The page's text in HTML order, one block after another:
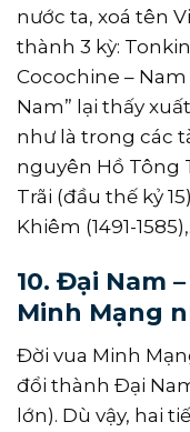
nước ta, xoá tên
thành 3 kỳ:
Cocochine – Nam
Nam” lại thấy
như là trong các
nguyên Hồ Tông
Trãi (đầu thế kỷ
Khiêm (1491-
10. Đại Nam
Minh Mạng
Đời vua Minh
đổi thành Ðại
lớn). Dù vậy, hai